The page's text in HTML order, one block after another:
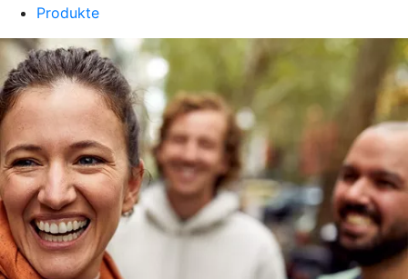
Produkte